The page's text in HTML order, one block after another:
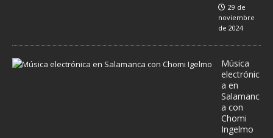
29 de
noviembre
de 2024
Música
electrónic
a en
Salamanc
a con
Chomi
Ingelmo